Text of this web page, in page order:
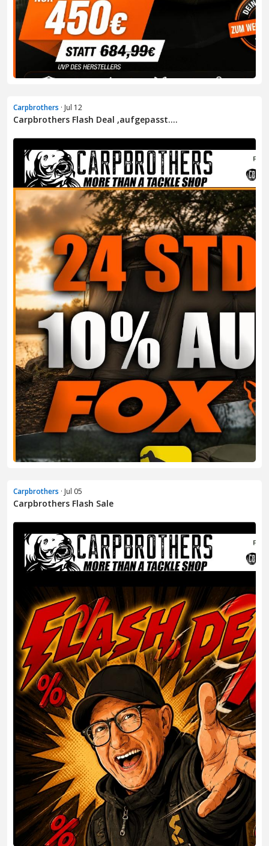
Carpbrothers · Jul 12
Carpbrothers Flash Deal ,aufgepasst....
Carpbrothers · Jul 05
Carpbrothers Flash Sale